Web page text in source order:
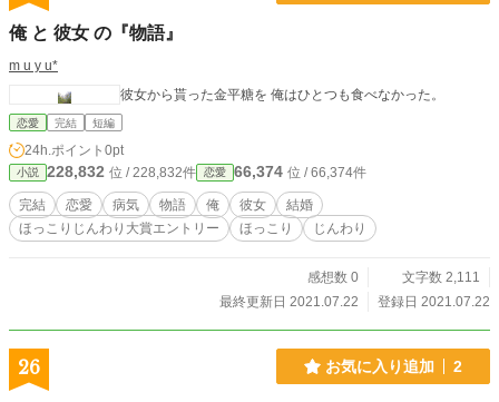
俺 と 彼女 の『物語』
m u y u*
彼女から貰った金平糖を 俺はひとつも食べなかった。
恋愛 完結 短編
24h.ポイント 0pt
小説 228,832 位 / 228,832件 恋愛 66,374 位 / 66,374件
完結 恋愛 病気 物語 俺 彼女
結婚
ほっこりじんわり大賞エントリー
ほっこり じんわり
感想数 0
文字数 2,111
最終更新日 2021.07.22
登録日 2021.07.22
26 お気に入り追加 2